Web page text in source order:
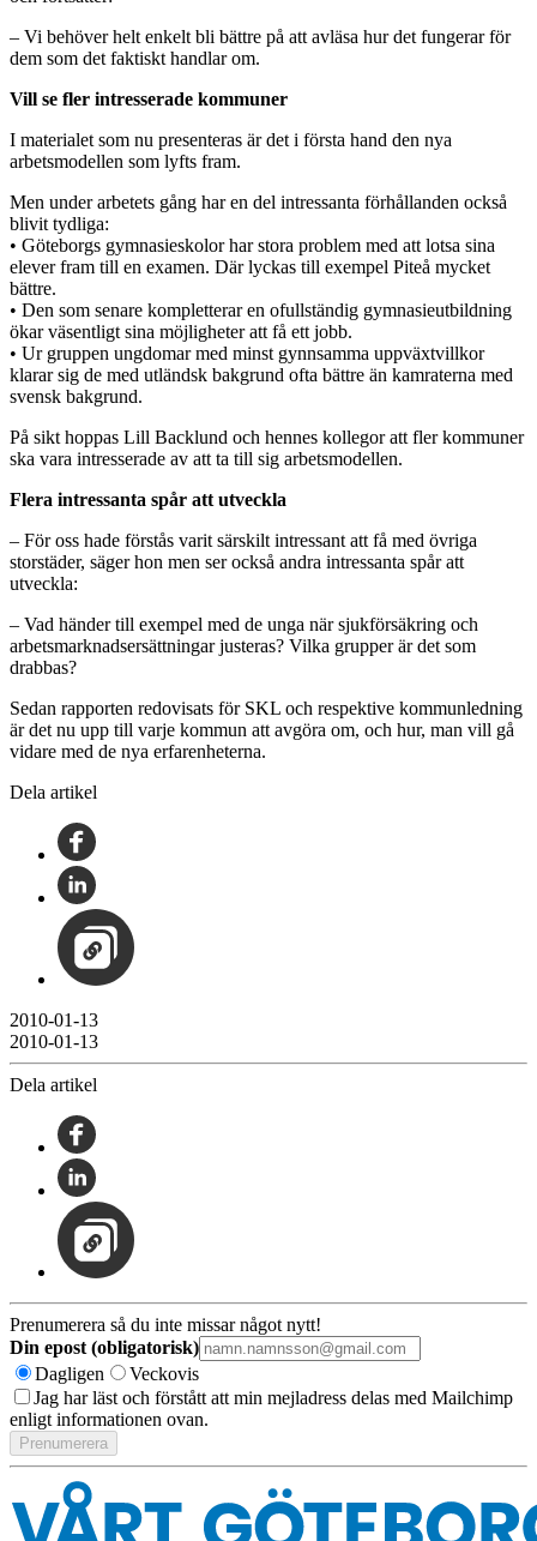
– Vi behöver helt enkelt bli bättre på att avläsa hur det fungerar för
dem som det faktiskt handlar om.
Vill se fler intresserade kommuner
I materialet som nu presenteras är det i första hand den nya
arbetsmodellen som lyfts fram.
Men under arbetets gång har en del intressanta förhållanden också
blivit tydliga:
• Göteborgs gymnasieskolor har stora problem med att lotsa sina
elever fram till en examen. Där lyckas till exempel Piteå mycket
bättre.
• Den som senare kompletterar en ofullständig gymnasieutbildning
ökar väsentligt sina möjligheter att få ett jobb.
• Ur gruppen ungdomar med minst gynnsamma uppväxtvillkor
klarar sig de med utländsk bakgrund ofta bättre än kamraterna med
svensk bakgrund.
På sikt hoppas Lill Backlund och hennes kollegor att fler kommuner
ska vara intresserade av att ta till sig arbetsmodellen.
Flera intressanta spår att utveckla
– För oss hade förstås varit särskilt intressant att få med övriga
storstäder, säger hon men ser också andra intressanta spår att
utveckla:
– Vad händer till exempel med de unga när sjukförsäkring och
arbetsmarknadsersättningar justeras? Vilka grupper är det som
drabbas?
Sedan rapporten redovisats för SKL och respektive kommunledning
är det nu upp till varje kommun att avgöra om, och hur, man vill gå
vidare med de nya erfarenheterna.
Dela artikel
2010-01-13
2010-01-13
Dela artikel
Prenumerera så du inte missar något nytt!
Din epost (obligatorisk)
Dagligen
Veckovis
Jag har läst och förstått att min mejladress delas med Mailchimp
enligt informationen ovan.